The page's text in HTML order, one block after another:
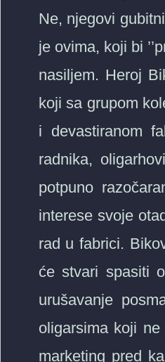
Ne, njegovi
je ovima, koji bi
nasiljem. Heroj
koji sa grupom
i devastiranom
radnika,
potpuno
interese svoje
rad u fabrici.
će stvari spasiti
urušavanje
oligarsima koji
marketing pred